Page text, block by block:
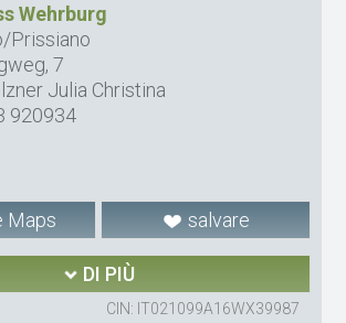
Wehrburg
Prissiano
7
Julia Christina
920934
Maps salvare
DI PIÙ
CIN: IT021099A16WX39987